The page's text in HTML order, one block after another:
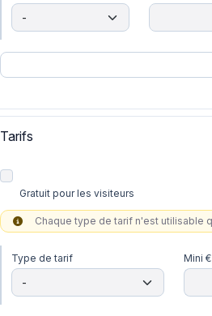
Tarifs
Gratuit pour les visiteurs
Chaque type de tarif n'est utilisable
Type de tarif
Mini